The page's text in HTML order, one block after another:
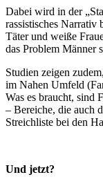
Dabei wird in der
rassistisches Narrativ
Täter und weiße
das Problem Männer
Studien zeigen
im Nahen Umfeld
Was es braucht, sind
– Bereiche, die auch
Streichliste bei den
Und jetzt?